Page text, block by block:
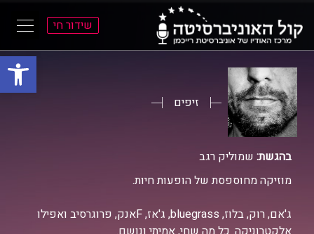
פתח
התפריט
הראשי
התוכן
הראשי
שידור חי
זיפים
בהגשת: שמוליק רגב
מוזיקה מחוספסת של הופעות חיות.
ג'אם, רוק, בלוז, bluegrass, ג'אז, Fאנק, פרוגרסיב ואפילו